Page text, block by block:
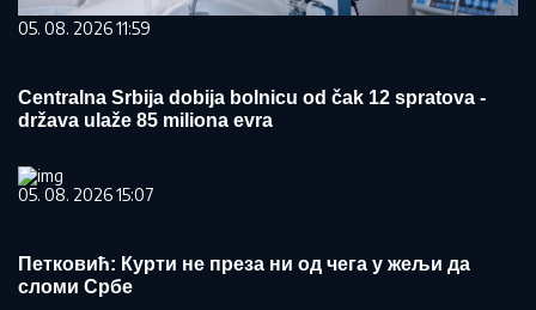
05. 08. 2026 11:59
Centralna Srbija dobija bolnicu od čak 12 spratova -
država ulaže 85 miliona evra
05. 08. 2026 15:07
Петковић: Курти не преза ни од чега у жељи да
сломи Србе